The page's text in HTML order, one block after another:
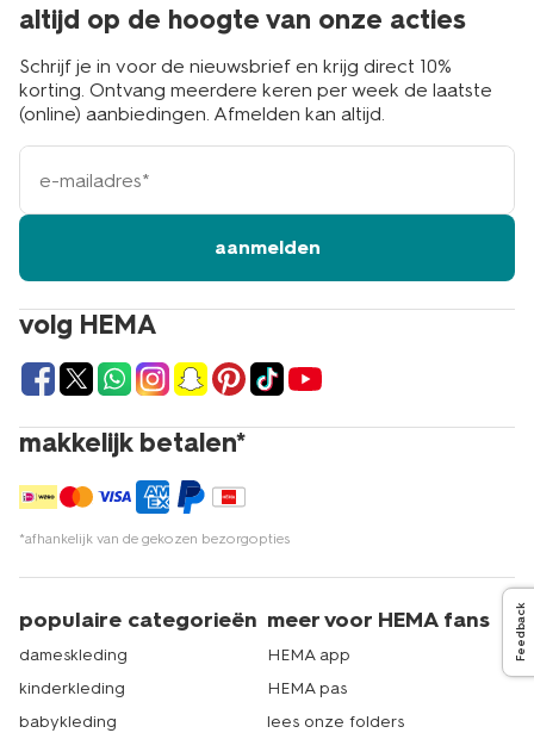
Feedback
volg HEMA
makkelijk betalen*
*afhankelijk van de gekozen bezorgopties
altijd op de hoogte van onze acties
Schrijf je in voor de nieuwsbrief en krijg direct 10%
korting. Ontvang meerdere keren per week de laatste
(online) aanbiedingen. Afmelden kan altijd.
e-
mailadres
aanmelden
populaire categorieën
dameskleding
kinderkleding
babykleding
meer voor HEMA fans
HEMA app
HEMA pas
lees onze folders